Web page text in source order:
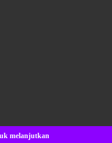
melanjutkan